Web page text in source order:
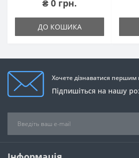
₴ 0 грн.
ДО КОШИКА
Хочете дізнаватися першим
Підпишіться на нашу